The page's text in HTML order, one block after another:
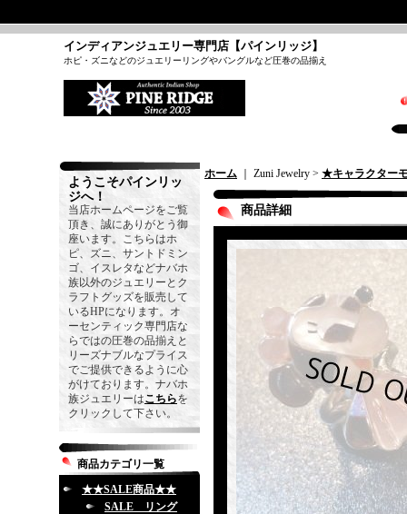
インディアンジュエリー専門店【パインリッジ】
ホピ・ズニなどのジュエリーリングやバングルなど圧巻の品揃え
ようこそパインリッ
ジへ！
当店ホームページをご覧
頂き、誠にありがとう御
座います。こちらはホ
ピ、ズニ、サントドミン
ゴ、イスレタなどナバホ
族以外のジュエリーとク
ラフトグッズを販売して
いるHPになります。オ
ーセンティック専門店な
らではの圧巻の品揃えと
リーズナブルなプライス
でご提供できるように心
がけております。ナバホ
族ジュエリーはこちらを
クリックして下さい。
商品カテゴリ一覧
★★SALE商品★★
SALE リング
ホーム ｜ Zuni Jewelry > ★キャラクター
商品詳細